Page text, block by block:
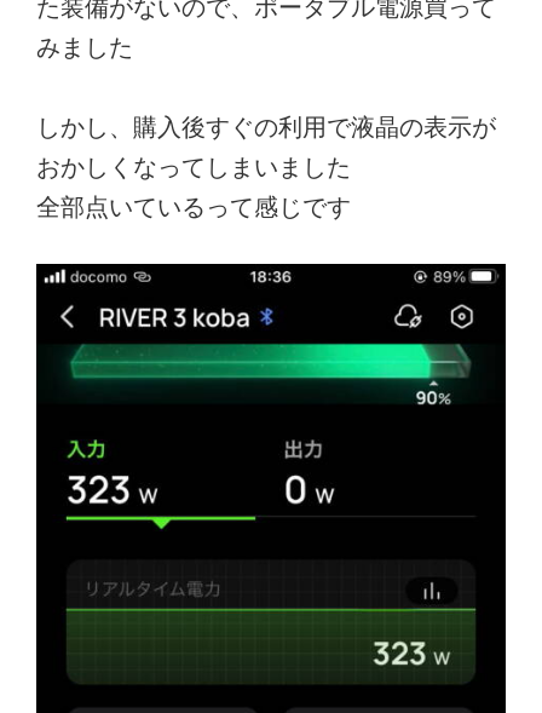
た装備がないので、ポータブル電源買って
みました
しかし、購入後すぐの利用で液晶の表示が
おかしくなってしまいました
全部点いているって感じです